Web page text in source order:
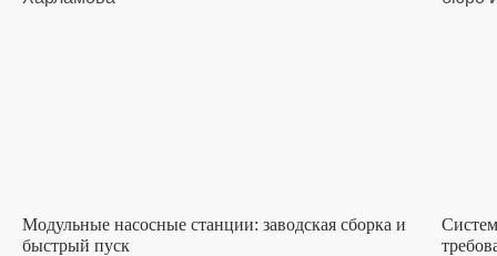
Модульные насосные станции: заводская сборка и
быстрый пуск